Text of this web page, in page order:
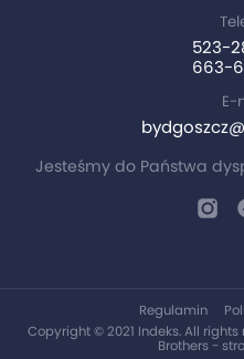
523-
663-
E-
Jesteśmy do Państwa
Regulamin
Copyright © 2021 Indeks. All
Brothers -